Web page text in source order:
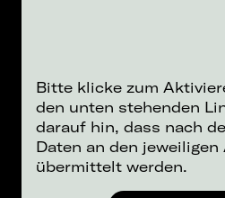
Bitte klicke zum
den unten stehenden
darauf hin, dass nach
Daten an den
übermittelt werden.